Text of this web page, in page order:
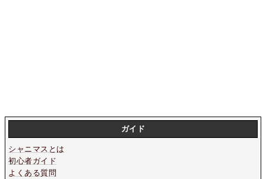
ガイド
シャニマスとは
初心者ガイド
よくある質問